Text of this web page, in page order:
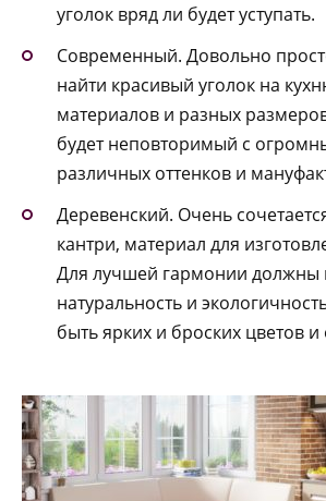
уголок вряд ли будет уступать.
Современный. Довольно
найти красивый уголок на
материалов и разных
будет неповторимый с
различных оттенков и
Деревенский. Очень
кантри, материал для
Для лучшей гармонии должны
натуральность и
быть ярких и броских цветов и